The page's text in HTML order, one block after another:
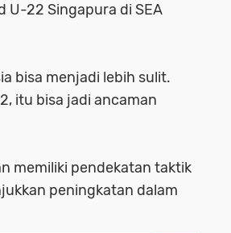
U-22 Singapura di SEA
bisa menjadi lebih sulit.
itu bisa jadi ancaman
memiliki pendekatan taktik
peningkatan dalam